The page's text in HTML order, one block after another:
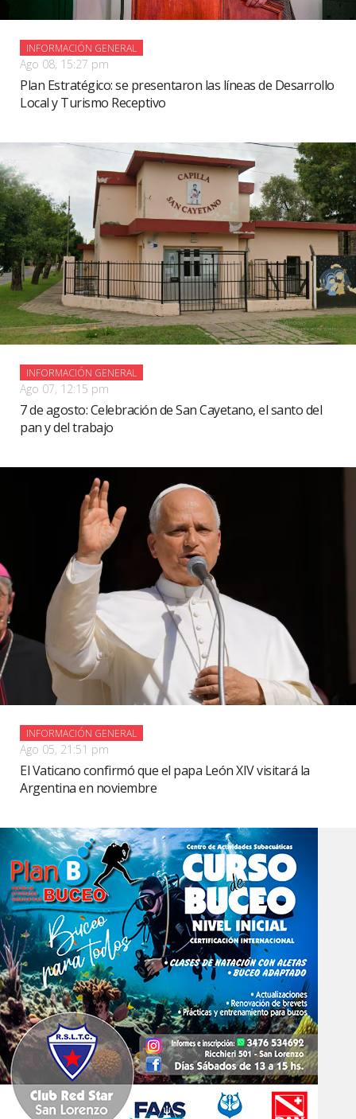
INFORMACIÓN GENERAL
Ago 08, 15:27 pm
Plan Estratégico: se presentaron las líneas de Desarrollo
Local y Turismo Receptivo
INFORMACIÓN GENERAL
Ago 07, 12:15 pm
7 de agosto: Celebración de San Cayetano, el santo del
pan y del trabajo
INFORMACIÓN GENERAL
Ago 05, 21:51 pm
El Vaticano confirmó que el papa León XIV visitará la
Argentina en noviembre